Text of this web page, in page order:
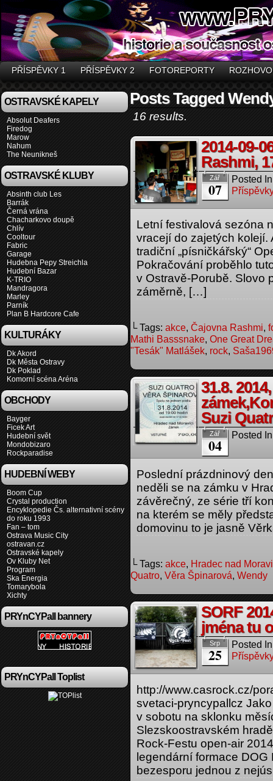
PŘÍSPĚVKY 1 PŘÍSPĚVKY 2 FOTOREPORTY
OSTRAVSKÉ KAPELY
Absolut Deafers
Firedog
Marow
Nahum
The Neunikneš
OSTRAVSKÉ KLUBY
Absinth club Les
Barrák
Černá vrána
Chacharkovo doupě
Chlív
Cooltour
Fabric
Garage
Hudebna Pepy Streichla
Hudební Bazar
K-TRIO
Mandragora
Marley
Parník
Plan B Hardcore Cafe
KULTURÁKY
Dk Akord
Dk Města Ostravy
Dk Poklad
Komorní scéna Aréna
OBCHODY
Bayger
Ficek Art
Hudební svět
Mondobizaro
Rockparadise
HUDEBNÍ WEBY
Boom Cup
Crystal production
Encyklopedie Čs. alternativní scény
do roku 1993
Fan – tom
Ostrava Music City
ostravan.cz
Ostravské kapely
Ov Kluby Net
Program
Ska Energia
Tomarybola
Xichty
PRYnCYPall bannery
PRYnCYPall Toplist
Posts Tagged
16 results.
2014-09-
Rashmi,
Zář
07
Posted
Letní festivalová sezóna
vracejí do zajetých kolejí.
tradiční „písničkářský“
Pokračování proběhlo
v Ostravě-Porubě. Slovo
záměrně, […]
└ Tags: akce, Čajovna Rashmi,
Mathi Basssnake, One Great
"Tesák" Matlášek, rock,
31.8.
Suzi
Zář
04
Posted
Poslední prázdninový
neděli se na zámku v
závěrečný, ze série tří
na kterém se měly
domovinu to je jasně
└ Tags: akce, Hradec nad
Quatro, Věra Špinarová, Wendy
SORF
jména tu
Srp
25
Posted
http://www.casrock.cz/
svetaci-pryncypallcz
v sobotu na sklonku
Slezskoostravském
Rock-Festu open-air
legendární formace
bezesporu jednou z